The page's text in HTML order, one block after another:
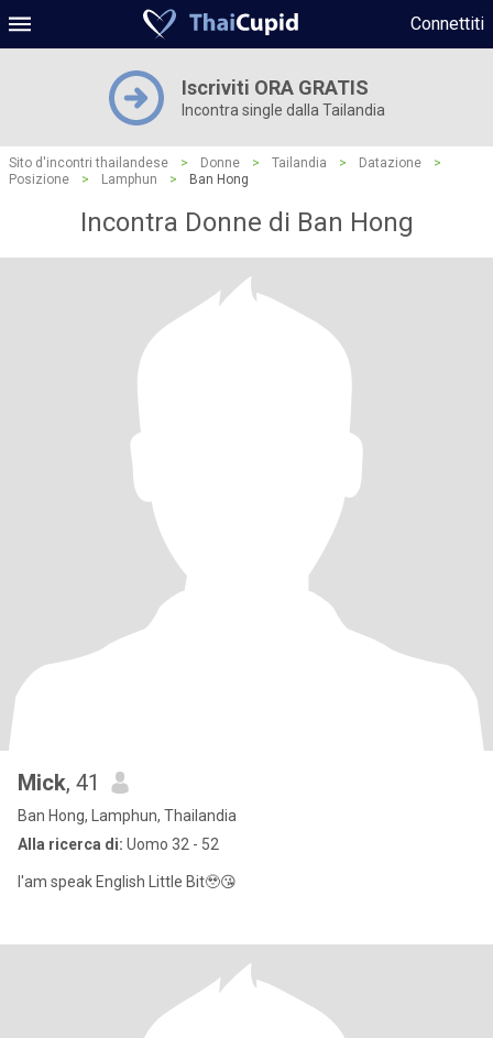
Connettiti
Iscriviti ORA GRATIS
Incontra single dalla Tailandia
Sito d'incontri thailandese > Donne > Tailandia > Datazione
>
Posizione
> Lamphun > Ban Hong
Incontra Donne di Ban Hong
Mick, 41
Ban Hong, Lamphun, Thailandia
Alla ricerca di: Uomo 32 - 52
I'am speak English Little Bit🥹😘